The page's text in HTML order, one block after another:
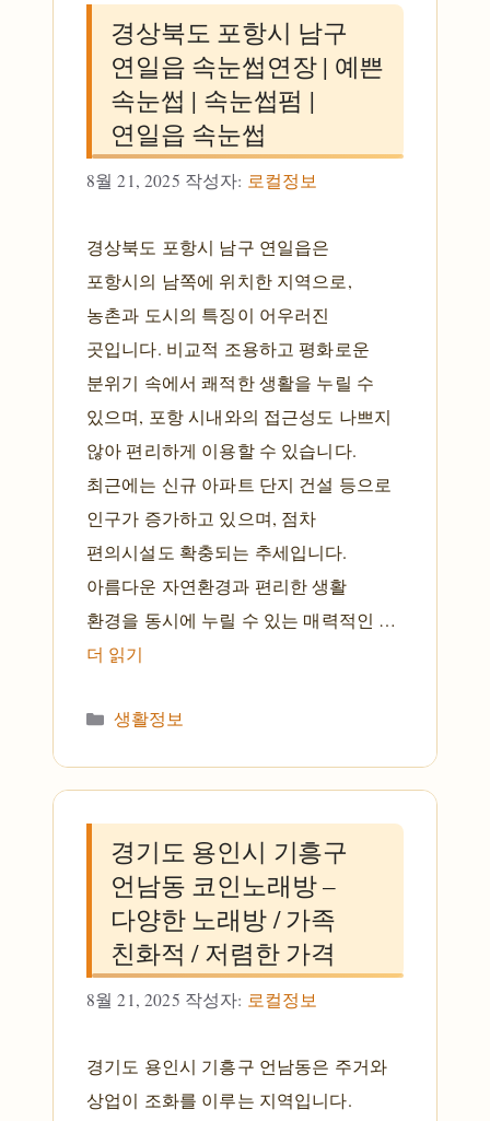
경상북도 포항시 남구
연일읍 속눈썹연장 | 예쁜
속눈썹 | 속눈썹펌 |
연일읍 속눈썹
8월 21, 2025 작성자: 로컬정보
경상북도 포항시 남구 연일읍은
포항시의 남쪽에 위치한 지역으로,
농촌과 도시의 특징이 어우러진
곳입니다. 비교적 조용하고 평화로운
분위기 속에서 쾌적한 생활을 누릴 수
있으며, 포항 시내와의 접근성도 나쁘지
않아 편리하게 이용할 수 있습니다.
최근에는 신규 아파트 단지 건설 등으로
인구가 증가하고 있으며, 점차
편의시설도 확충되는 추세입니다.
아름다운 자연환경과 편리한 생활
환경을 동시에 누릴 수 있는 매력적인 …
더 읽기
카테고리
생활정보
경기도 용인시 기흥구
언남동 코인노래방 –
다양한 노래방 / 가족
친화적 / 저렴한 가격
8월 21, 2025 작성자: 로컬정보
경기도 용인시 기흥구 언남동은 주거와
상업이 조화를 이루는 지역입니다.